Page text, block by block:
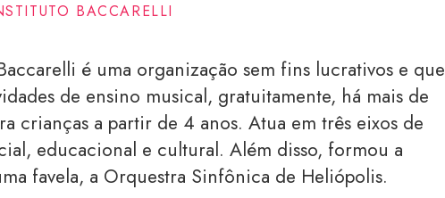
BACCARELLI
é uma organização sem fins lucrativos e que
de ensino musical, gratuitamente, há mais de
crianças a partir de 4 anos. Atua em três eixos de
educacional e cultural. Além disso, formou a
favela, a Orquestra Sinfônica de Heliópolis.